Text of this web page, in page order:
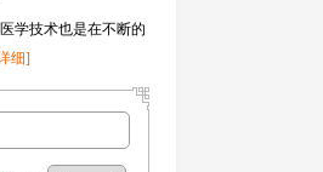
学技术也是在不断的
细]